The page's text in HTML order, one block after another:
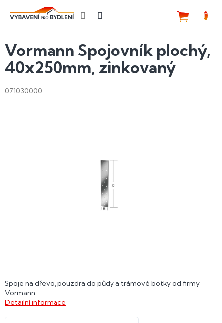
Vormann Spojovník plochý,
40x250mm, zinkovaný
071030000
Spoje na dřevo, pouzdra do půdy a trámové botky od firmy
Vormann
Detailní informace